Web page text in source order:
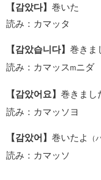
【감았다】 巻いた
読み：カマッタ
【감았습니다】 巻きま
読み：カマッス m ニダ
【감았어요】 巻きまし
読み：カマッソヨ
【감았어】 巻いたよ （
読み：カマッソ